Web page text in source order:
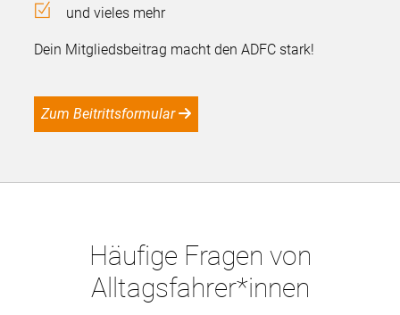
und vieles mehr
Dein Mitgliedsbeitrag macht den ADFC stark!
Zum Beitrittsformular
Häufige Fragen von
Alltagsfahrer*innen